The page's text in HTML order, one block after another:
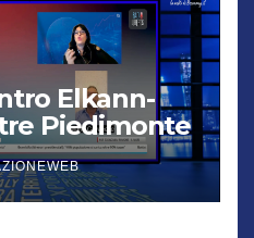
Elkann-
Piedimonte